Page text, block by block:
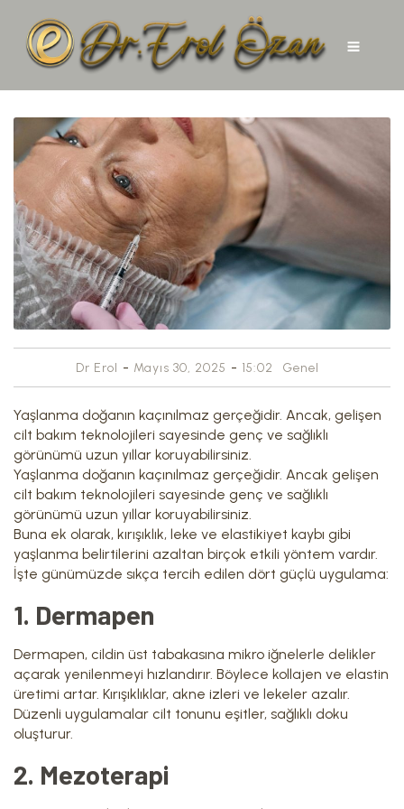
Dr Erol - Mayıs 30, 2025 - 15:02 Genel
Yaşlanma doğanın kaçınılmaz gerçeğidir. Ancak, gelişen
cilt bakım teknolojileri sayesinde genç ve sağlıklı
görünümü uzun yıllar koruyabilirsiniz.
Yaşlanma doğanın kaçınılmaz gerçeğidir. Ancak gelişen
cilt bakım teknolojileri sayesinde genç ve sağlıklı
görünümü uzun yıllar koruyabilirsiniz.
Buna ek olarak, kırışıklık, leke ve elastikiyet kaybı gibi
yaşlanma belirtilerini azaltan birçok etkili yöntem vardır.
İşte günümüzde sıkça tercih edilen dört güçlü uygulama:
1. Dermapen
Dermapen, cildin üst tabakasına mikro iğnelerle delikler
açarak yenilenmeyi hızlandırır. Böylece kollajen ve elastin
üretimi artar. Kırışıklıklar, akne izleri ve lekeler azalır.
Düzenli uygulamalar cilt tonunu eşitler, sağlıklı doku
oluşturur.
2. Mezoterapi